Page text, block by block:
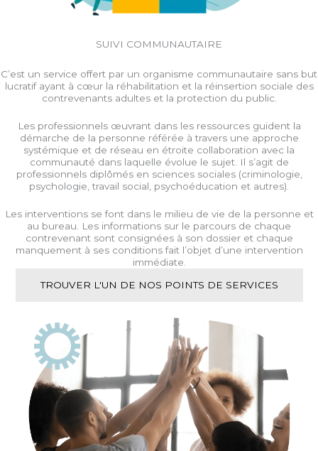
SUIVI COMMUNAUTAIRE
C’est un service offert par un organisme communautaire sans but
lucratif ayant à cœur la réhabilitation et la réinsertion sociale des
contrevenants adultes et la protection du public.
Les professionnels œuvrant dans les ressources guident la
démarche de la personne référée à travers une approche
systémique et de réseau en étroite collaboration avec la
communauté dans laquelle évolue le sujet. Il s’agit de
professionnels diplômés en sciences sociales (criminologie,
psychologie, travail social, psychoéducation et autres).
Les interventions se font dans le milieu de vie de la personne et
au bureau. Les informations sur le parcours de chaque
contrevenant sont consignées à son dossier et chaque
manquement à ses conditions fait l’objet d’une intervention
immédiate.
TROUVER L'UN DE NOS POINTS DE SERVICES